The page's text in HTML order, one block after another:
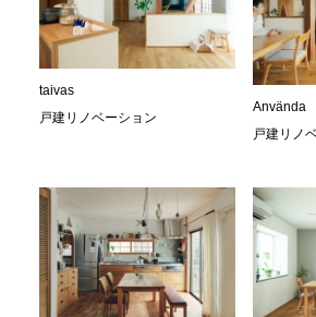
taivas
戸建リノベーション
Använda
戸建リノ